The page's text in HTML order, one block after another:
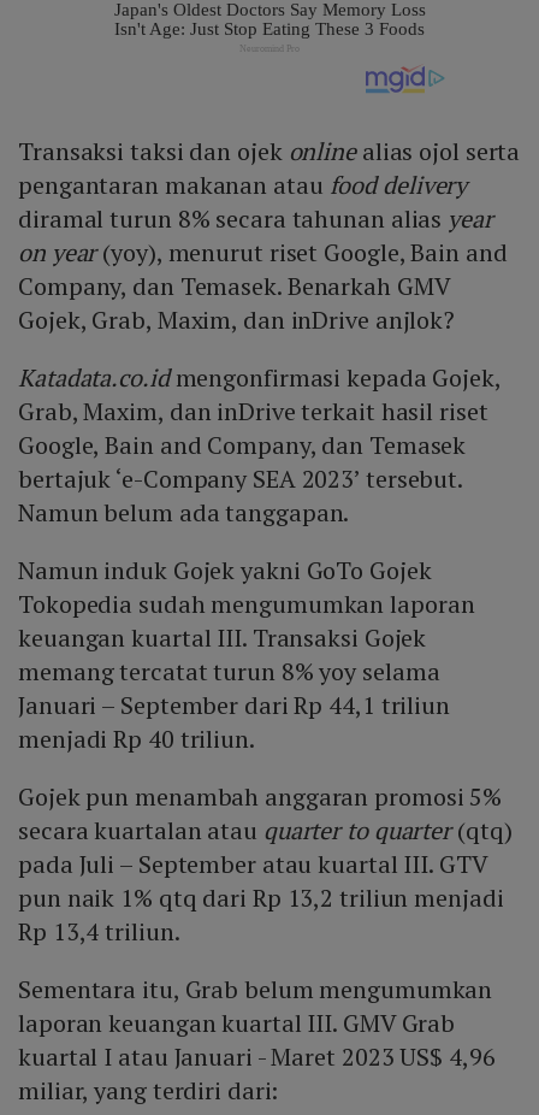
Transaksi taksi dan ojek onlinealias ojol serta
pengantaran makanan atau food delivery
diramal turun 8% secara tahunan alias year
on year(yoy), menurut riset Google, Bain and
Company, dan Temasek. Benarkah GMV
Gojek, Grab, Maxim, dan inDrive anjlok?
Katadata.co.idmengonfirmasi kepada Gojek,
Grab, Maxim, dan inDrive terkait hasil riset
Google, Bain and Company, dan Temasek
bertajuk ‘e-Company SEA 2023’ tersebut.
Namun belum ada tanggapan.
Namun induk Gojek yakni GoTo Gojek
Tokopedia sudah mengumumkan laporan
keuangan kuartal III. Transaksi Gojek
memang tercatat turun 8% yoy selama
Januari – September dari Rp 44,1 triliun
menjadi Rp 40 triliun.
Gojek pun menambah anggaran promosi 5%
secara kuartalan atau quarter to quarter(qtq)
pada Juli – September atau kuartal III. GTV
pun naik 1% qtq dari Rp 13,2 triliun menjadi
Rp 13,4 triliun.
Sementara itu, Grab belum mengumumkan
laporan keuangan kuartal III. GMV Grab
kuartal I atau Januari - Maret 2023 US$ 4,96
miliar, yang terdiri dari: